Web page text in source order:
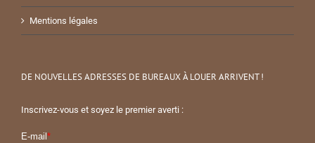
Mentions légales
DE NOUVELLES ADRESSES DE BUREAUX À LOUER ARRIVENT !
Inscrivez-vous et soyez le premier averti :